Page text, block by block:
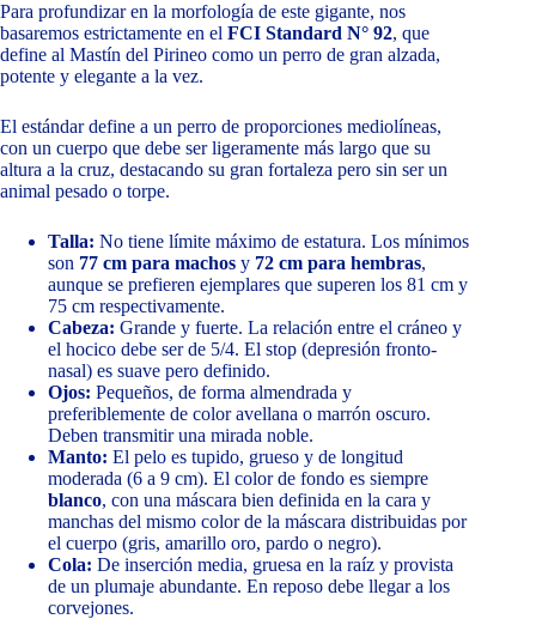
Para profundizar en la morfología de este gigante, nos
basaremos estrictamente en el FCI Standard N° 92, que
define al Mastín del Pirineo como un perro de gran alzada,
potente y elegante a la vez.
El estándar define a un perro de proporciones mediolíneas,
con un cuerpo que debe ser ligeramente más largo que su
altura a la cruz, destacando su gran fortaleza pero sin ser un
animal pesado o torpe.
Talla: No tiene límite máximo de estatura. Los mínimos
son 77 cm para machos y 72 cm para hembras,
aunque se prefieren ejemplares que superen los 81 cm y
75 cm respectivamente.
Cabeza: Grande y fuerte. La relación entre el cráneo y
el hocico debe ser de 5/4. El stop (depresión fronto-
nasal) es suave pero definido.
Ojos: Pequeños, de forma almendrada y
preferiblemente de color avellana o marrón oscuro.
Deben transmitir una mirada noble.
Manto: El pelo es tupido, grueso y de longitud
moderada (6 a 9 cm). El color de fondo es siempre
blanco, con una máscara bien definida en la cara y
manchas del mismo color de la máscara distribuidas por
el cuerpo (gris, amarillo oro, pardo o negro).
Cola: De inserción media, gruesa en la raíz y provista
de un plumaje abundante. En reposo debe llegar a los
corvejones.